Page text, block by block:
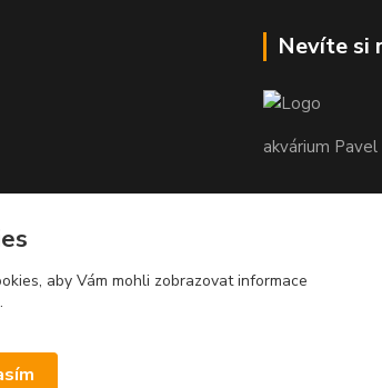
Nevíte si
akvárium Pavel
aby Vám mohli zobrazovat informace